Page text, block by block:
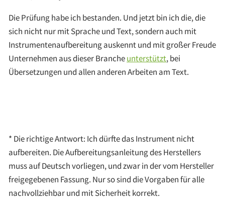
Die Prüfung habe ich bestanden. Und jetzt bin ich die, die
sich nicht nur mit Sprache und Text, sondern auch mit
Instrumentenaufbereitung auskennt und mit großer Freude
Unternehmen aus dieser Brancheunterstützt, bei
Übersetzungen und allen anderen Arbeiten am Text.
* Die richtige Antwort: Ich dürfte das Instrument nicht
aufbereiten. Die Aufbereitungsanleitung des Herstellers
muss auf Deutsch vorliegen, und zwar in der vom Hersteller
freigegebenen Fassung. Nur so sind die Vorgaben für alle
nachvollziehbar und mit Sicherheit korrekt.